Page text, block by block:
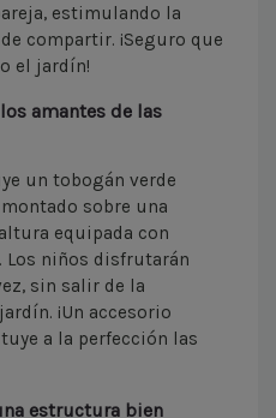
estimulando la
compartir. ¡Seguro que
el jardín!
amantes de las
un tobogán verde
sobre una
equipada con
Los niños disfrutarán
sin salir de la
¡Un accesorio
a la perfección las
estructura bien